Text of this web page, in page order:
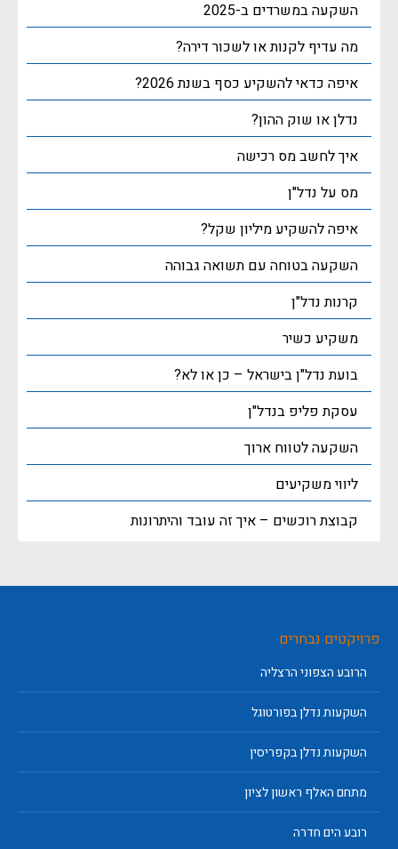
השקעה במשרדים ב-2025
מה עדיף לקנות או לשכור דירה?
איפה כדאי להשקיע כסף בשנת 2026?
נדלן או שוק ההון?
איך לחשב מס רכישה
מס על נדל"ן
איפה להשקיע מיליון שקל?
השקעה בטוחה עם תשואה גבוהה
קרנות נדל"ן
משקיע כשיר
בועת נדל"ן בישראל – כן או לא?
עסקת פליפ בנדל"ן
השקעה לטווח ארוך
ליווי משקיעים
קבוצת רוכשים – איך זה עובד והיתרונות
פרויקטים נבחרים
הרובע הצפוני הרצליה
השקעות נדלן בפורטוגל
השקעות נדלן בקפריסין
מתחם האלף ראשון לציון
רובע הים חדרה